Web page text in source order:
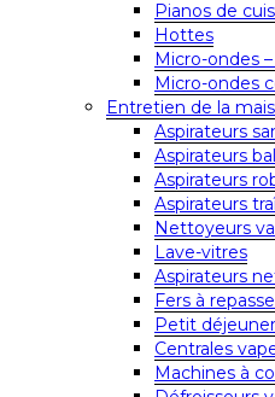
Pianos de
Hottes
Micro-ondes
Micro-ondes
Entretien de la
Aspirateurs
Aspirateurs
Aspirateurs
Aspirateurs
Nettoyeurs
Lave-vitres
Aspirateurs
Fers à
Petit déjeuner
Centrales
Machines à